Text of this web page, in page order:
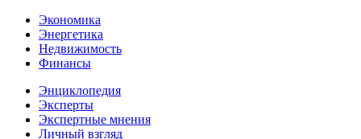
Экономика
Энергетика
Недвижимость
Финансы
Энциклопедия
Эксперты
Экспертные мнения
Личный взгляд